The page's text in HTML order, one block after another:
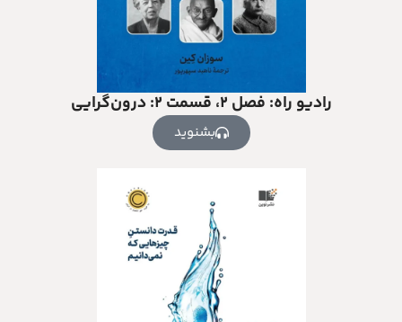
رادیو راه: فصل ۲، قسمت ۲: درون‌گرایی
بشنوید